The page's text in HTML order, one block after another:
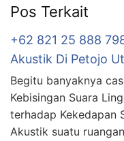
Pos Terkait
+62 821 25 888
Akustik Di Petojo
Begitu banyaknya
Kebisingan Suara
terhadap Kekedapan
Akustik suatu